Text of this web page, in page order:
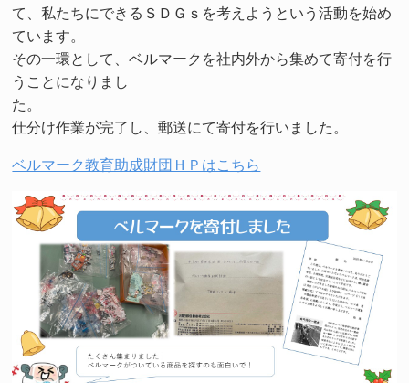
て、私たちにできるＳＤＧｓを考えようという活動を始め
ています。
その一環として、ベルマークを社内外から集めて寄付を行
うことになりまし
た。
仕分け作業が完了し、郵送にて寄付を行いました。
ベルマーク教育助成財団ＨＰはこちら